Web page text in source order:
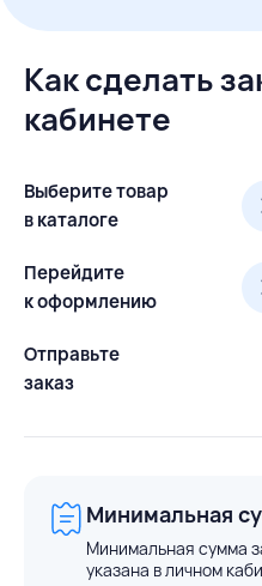
Как сделать
кабинете
Выберите товар
в каталоге
Перейдите
к оформлению
Отправьте
заказ
Минимальная
Минимальная сумма
указана в личном